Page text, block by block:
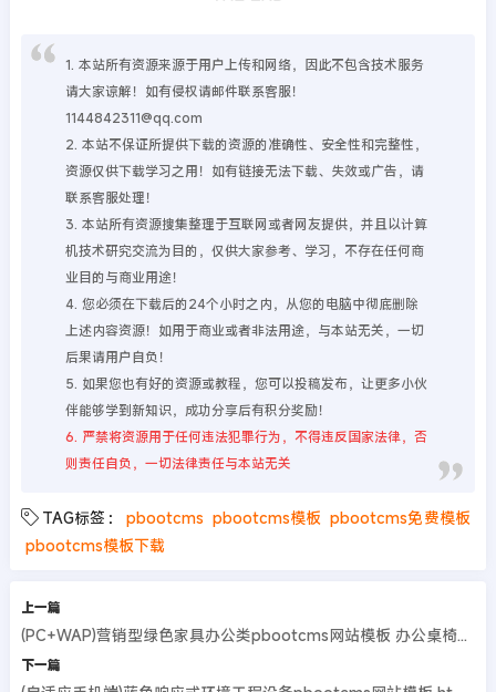
1. 本站所有资源来源于用户上传和网络，因此不包含技术服务
请大家谅解！如有侵权请邮件联系客服！
1144842311@qq.com
2. 本站不保证所提供下载的资源的准确性、安全性和完整性，
资源仅供下载学习之用！如有链接无法下载、失效或广告，请
联系客服处理！
3. 本站所有资源搜集整理于互联网或者网友提供，并且以计算
机技术研究交流为目的，仅供大家参考、学习，不存在任何商
业目的与商业用途！
4. 您必须在下载后的24个小时之内，从您的电脑中彻底删除
上述内容资源！如用于商业或者非法用途，与本站无关，一切
后果请用户自负！
5. 如果您也有好的资源或教程，您可以投稿发布，让更多小伙
伴能够学到新知识，成功分享后有积分奖励！
6. 严禁将资源用于任何违法犯罪行为，不得违反国家法律，否
则责任自负，一切法律责任与本站无关
TAG标签： pbootcms pbootcms模板 pbootcms免费模板
pbootcms模板下载
上一篇
(PC+WAP)营销型绿色家具办公类pbootcms网站模板 办公桌椅网站源码
下一篇